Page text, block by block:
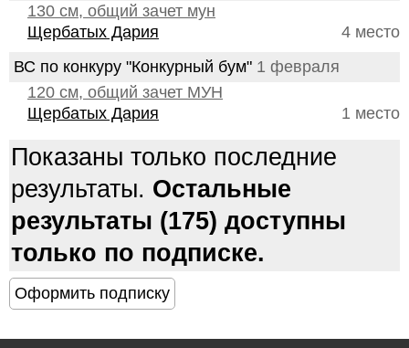
130 см, общий зачет мун
4 место
Щербатых Дария
ВС по конкуру "Конкурный бум" 1 февраля
120 см, общий зачет МУН
1 место
Щербатых Дария
Показаны только последние
результаты. Остальные
результаты (175) доступны
только по подписке.